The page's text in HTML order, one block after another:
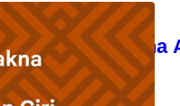
Bahasa Indonesia
Menyelami Makna
Sastra
akbardwi23 Oktober 2023